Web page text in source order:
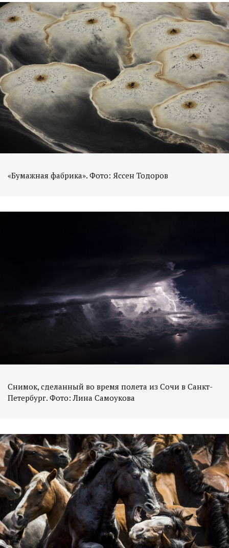
«Бумажная фабрика». Фото: Яссен Тодоров
Снимок, сделанный во время полета из Сочи в Санкт-
Петербург. Фото: Лина Самоукова